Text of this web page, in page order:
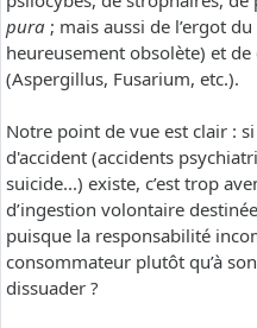
pura ; mais aussi de l’ergot
heureusement obsolète) et
(Aspergillus, Fusarium, etc.).
Notre point de vue est clair :
d'accident (accidents
suicide...) existe, c’est trop
d’ingestion volontaire
puisque la responsabilité
consommateur plutôt qu’à
dissuader ?